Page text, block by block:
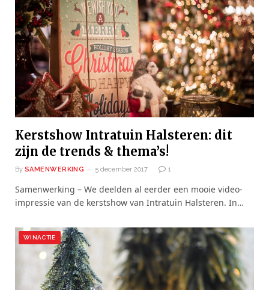
Kerstshow Intratuin Halsteren: dit
zijn de trends & thema’s!
By SAMENWERKING 5 december 2017 1
Samenwerking – We deelden al eerder een mooie video-
impressie van de kerstshow van Intratuin Halsteren. In…
WINACTIE